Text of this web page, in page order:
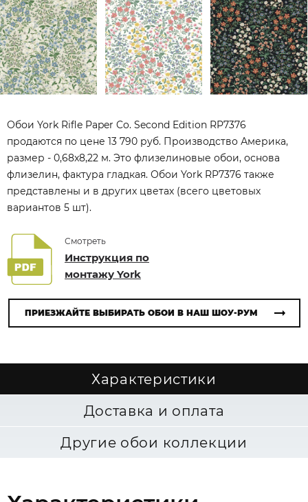
Обои York Rifle Paper Co. Second Edition RP7376
продаются по цене 13 790 руб. Производство Америка,
размер - 0,68x8,22 м. Это флизелиновые обои, основа
флизелин, фактура гладкая. Обои York RP7376 также
представлены и в других цветах (всего цветовых
вариантов 5 шт).
Смотреть
Инструкция по
монтажу York
ПРИЕЗЖАЙТЕ ВЫБИРАТЬ ОБОИ В НАШ ШОУ-РУМ
Характеристики
Доставка и оплата
Другие обои коллекции